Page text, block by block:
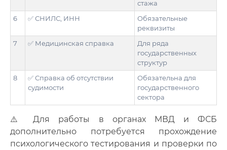
стажа
6
✅ СНИЛС, ИНН
Обязательные
реквизиты
7
✅ Медицинская справка
Для ряда
государственных
структур
8
✅ Справка об отсутствии
судимости
Обязательна для
государственного
сектора
⚠️ Для работы в органах МВД и ФСБ
дополнительно потребуется прохождение
психологического тестирования и проверки по